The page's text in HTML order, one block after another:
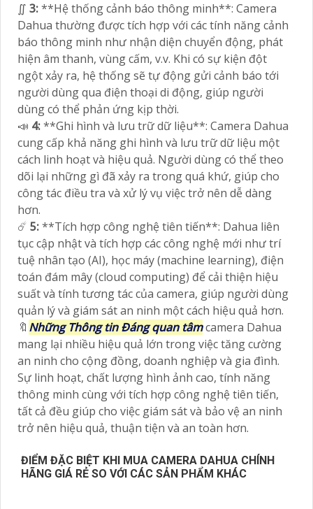
∬ 3:**Hệ thống cảnh báo thông minh**: Camera
Dahua thường được tích hợp với các tính năng cảnh
báo thông minh như nhận diện chuyển động, phát
hiện âm thanh, vùng cấm, v.v. Khi có sự kiện đột
ngột xảy ra, hệ thống sẽ tự động gửi cảnh báo tới
người dùng qua điện thoại di động, giúp người
dùng có thể phản ứng kịp thời.
📣 4:**Ghi hình và lưu trữ dữ liệu**: Camera Dahua
cung cấp khả năng ghi hình và lưu trữ dữ liệu một
cách linh hoạt và hiệu quả. Người dùng có thể theo
dõi lại những gì đã xảy ra trong quá khứ, giúp cho
công tác điều tra và xử lý vụ việc trở nên dễ dàng
hơn.
☄️ 5:**Tích hợp công nghệ tiên tiến**: Dahua liên
tục cập nhật và tích hợp các công nghệ mới như trí
tuệ nhân tạo (AI), học máy (machine learning), điện
toán đám mây (cloud computing) để cải thiện hiệu
suất và tính tương tác của camera, giúp người dùng
quản lý và giám sát an ninh một cách hiệu quả hơn.
🔖 Những Thông tin Đáng quan tâmcamera Dahua
mang lại nhiều hiệu quả lớn trong việc tăng cường
an ninh cho cộng đồng, doanh nghiệp và gia đình.
Sự linh hoạt, chất lượng hình ảnh cao, tính năng
thông minh cùng với tích hợp công nghệ tiên tiến,
tất cả đều giúp cho việc giám sát và bảo vệ an ninh
trở nên hiệu quả, thuận tiện và an toàn hơn.
ĐIỂM ĐẶC BIỆT KHI MUA CAMERA DAHUA CHÍNH
HÃNG GIÁ RẺ SO VỚI CÁC SẢN PHẨM KHÁC